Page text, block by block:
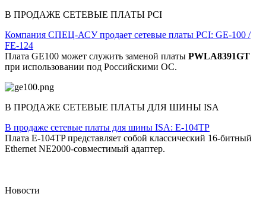
В ПРОДАЖЕ СЕТЕВЫЕ ПЛАТЫ PCI
Компания СПЕЦ-АСУ продает сетевые платы PCI: GE-100 /
FE-124
Плата GE100 может служить заменой платы PWLA8391GT
при использовании под Российскими ОС.
В ПРОДАЖЕ СЕТЕВЫЕ ПЛАТЫ ДЛЯ ШИНЫ ISA
В продаже сетевые платы для шины ISA: E-104TP
Плата E-104TP представляет собой классический 16-битный
Ethernet NE2000-совместимый адаптер.
Новости